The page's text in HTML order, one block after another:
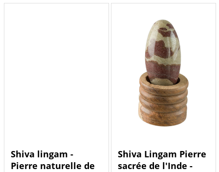
Shiva lingam -
Pierre naturelle de
Shiva Lingam Pierre
sacrée de l'Inde -